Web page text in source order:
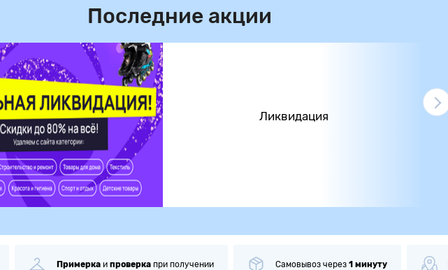
Последние акции
Ликвидация
Примерка и проверка при получении Самовывоз через 1 минуту